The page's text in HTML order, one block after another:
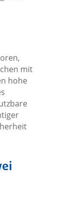
mit
hohe